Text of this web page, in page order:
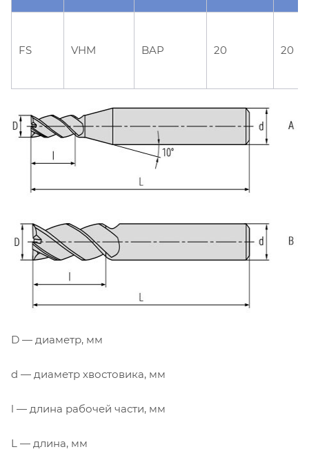
FS VHM BAP 20 20
D — диаметр, мм
d — диаметр хвостовика, мм
l — длина рабочей части, мм
L — длина, мм